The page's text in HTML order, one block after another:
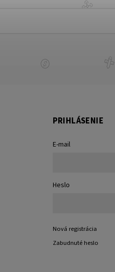
PRIHLÁSENIE
E-mail
Heslo
Nová registrácia
Zabudnuté heslo